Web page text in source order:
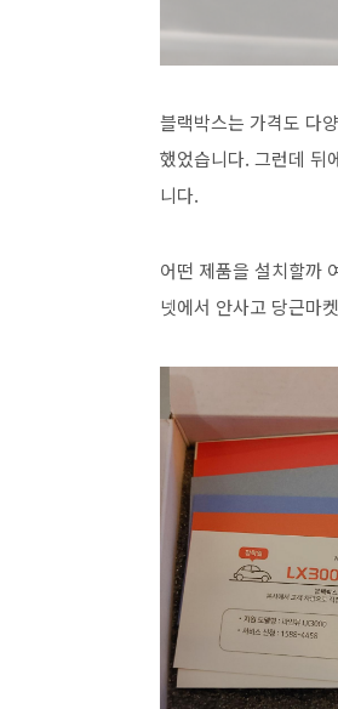
블랙박스는 가격도 다
했었습니다. 그런데 뒤
니다.
어떤 제품을 설치할까
넷에서 안사고 당근마